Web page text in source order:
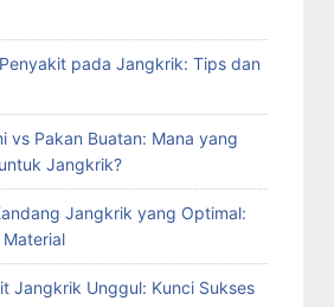
pada Jangkrik: Tips dan
vs Pakan Buatan: Mana yang
Jangkrik?
Jangkrik yang Optimal:
Jangkrik Unggul: Kunci Sukses